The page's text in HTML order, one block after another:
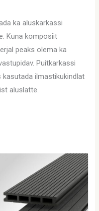
ka aluskarkassi
Kuna komposiit
peaks olema ka
Puitkarkassi
ilmastikukindlat
aluslatte.